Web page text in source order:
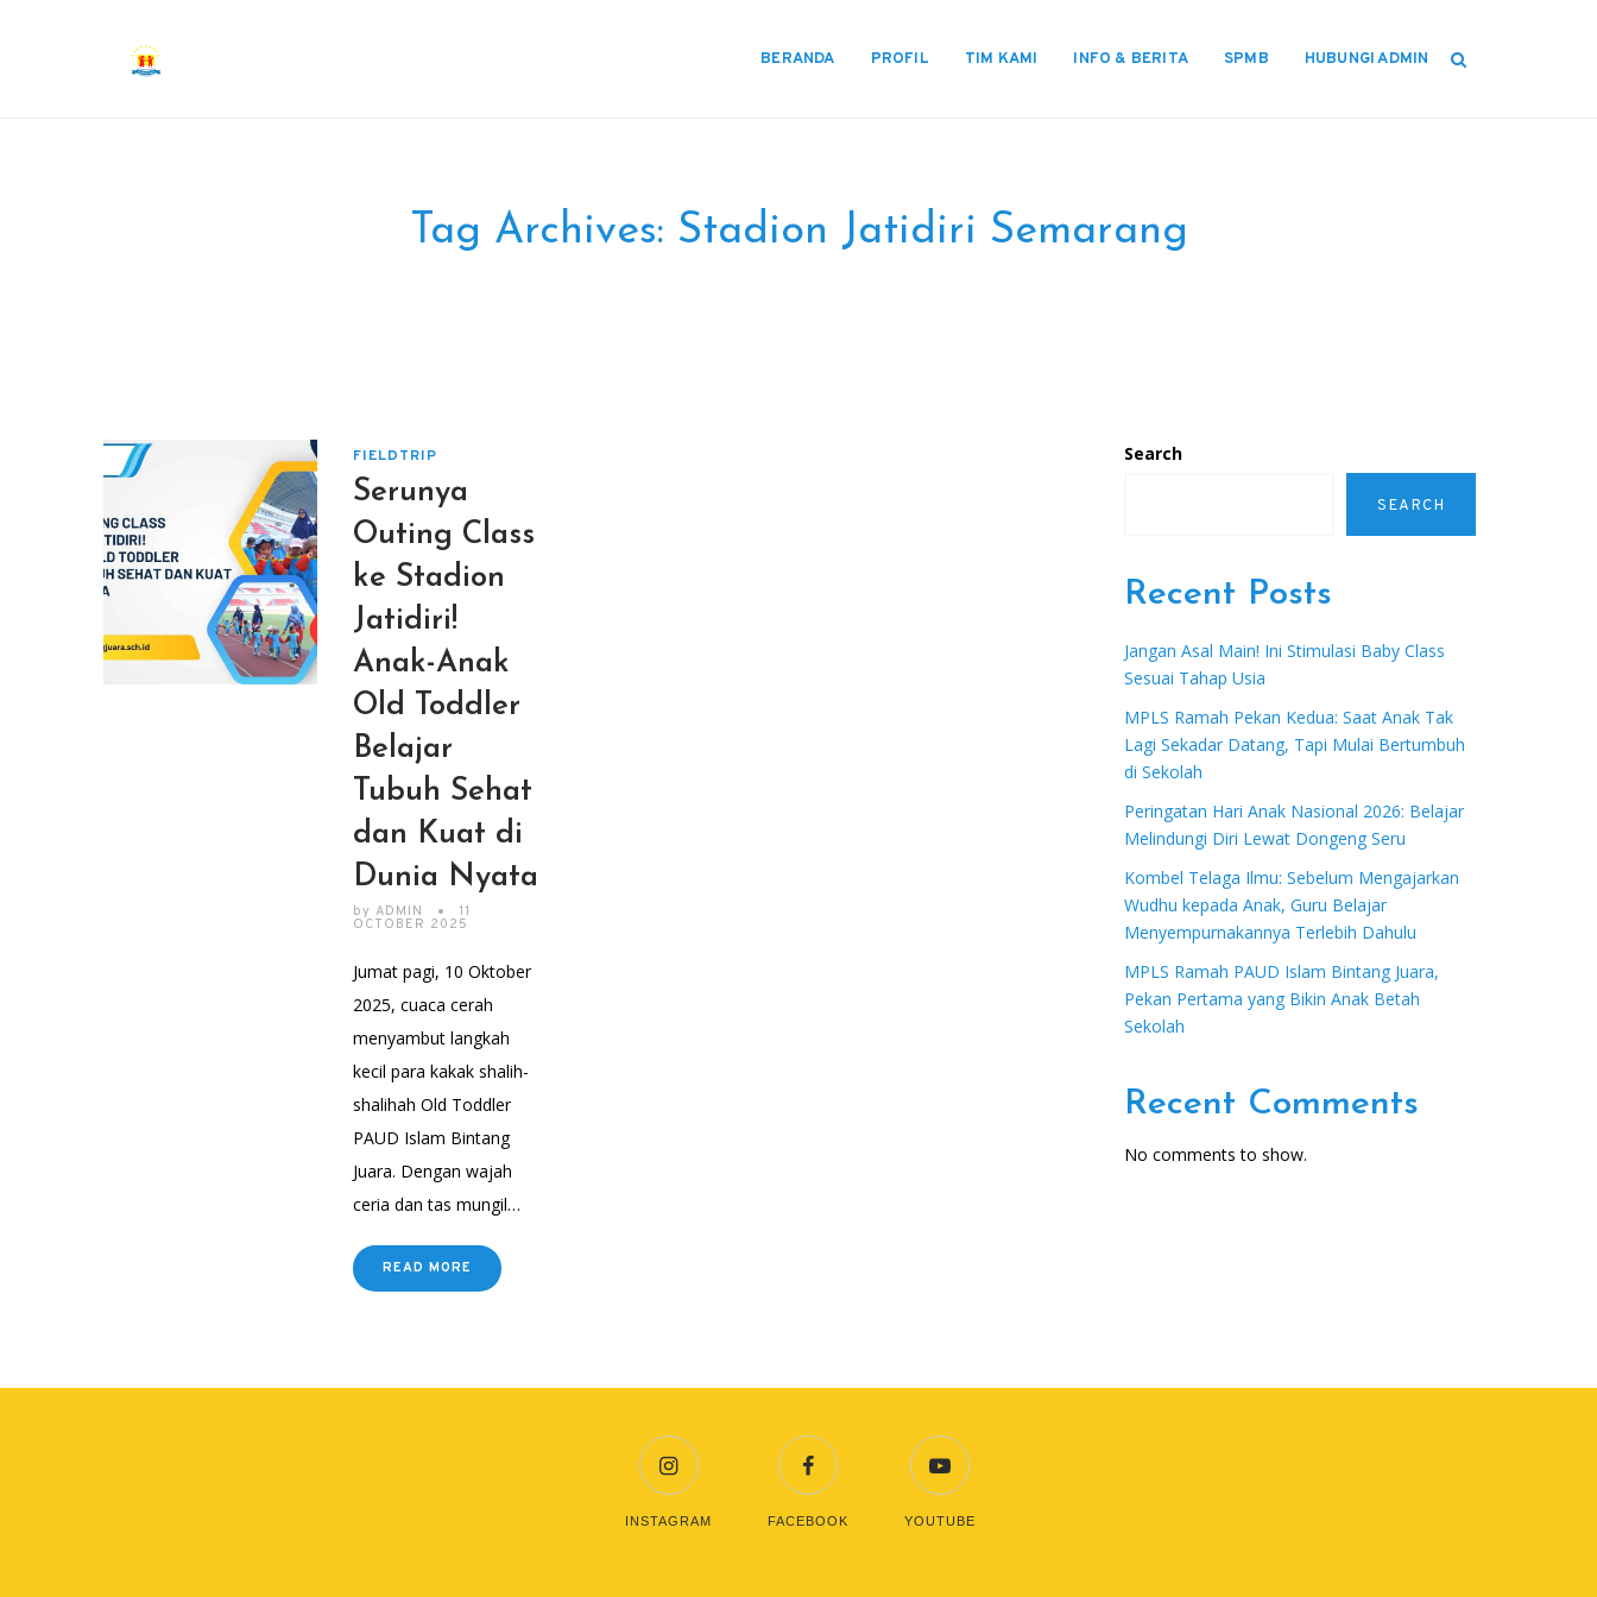
BERANDA PROFIL TIM KAMI INFO & BERITA SPMB HUBUNGI ADMIN
Tag Archives: Stadion Jatidiri Semarang
FIELDTRIP
Serunya
Outing Class
ke Stadion
Jatidiri!
Anak-Anak
Old Toddler
Belajar
Tubuh Sehat
dan Kuat di
Dunia Nyata
by ADMIN 11
OCTOBER 2025
Jumat pagi, 10 Oktober
2025, cuaca cerah
menyambut langkah
kecil para kakak shalih-
shalihah Old Toddler
PAUD Islam Bintang
Juara. Dengan wajah
ceria dan tas mungil…
READ MORE
Search
SEARCH
Recent Posts
Jangan Asal Main! Ini Stimulasi Baby Class
Sesuai Tahap Usia
MPLS Ramah Pekan Kedua: Saat Anak Tak
Lagi Sekadar Datang, Tapi Mulai Bertumbuh
di Sekolah
Peringatan Hari Anak Nasional 2026: Belajar
Melindungi Diri Lewat Dongeng Seru
Kombel Telaga Ilmu: Sebelum Mengajarkan
Wudhu kepada Anak, Guru Belajar
Menyempurnakannya Terlebih Dahulu
MPLS Ramah PAUD Islam Bintang Juara,
Pekan Pertama yang Bikin Anak Betah
Sekolah
Recent Comments
No comments to show.
INSTAGRAM FACEBOOK YOUTUBE